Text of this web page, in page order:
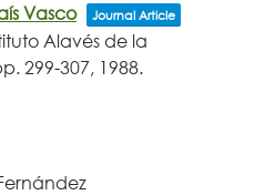
Vasco
Journal Article
Alavés de la
299-307, 1988.